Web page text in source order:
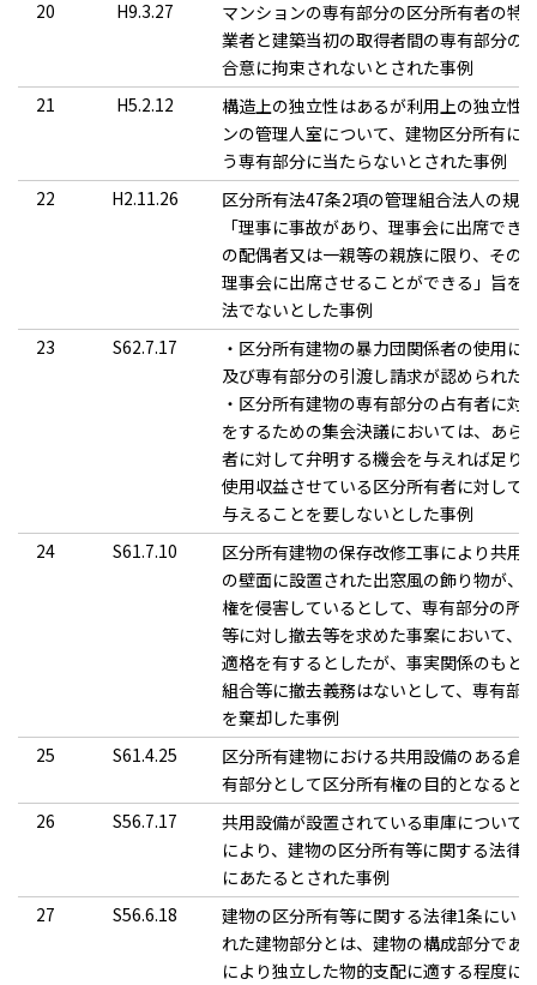
20 H9.3.27
マンションの専有部分の区分所有者の特
業者と建築当初の取得者間の専有部分の
合意に拘束されないとされた事例
21
H5.2.12
構造上の独立性はあるが利用上の独立性
ンの管理人室について、建物区分所有に
う専有部分に当たらないとされた事例
22
H2.11.26
区分所有法47条2項の管理組合法人の規
「理事に事故があり、理事会に出席でき
の配偶者又は一親等の親族に限り、その
理事会に出席させることができる」旨を
法でないとした事例
23
S62.7.17
・区分所有建物の暴力団関係者の使用に
及び専有部分の引渡し請求が認められた
・区分所有建物の専有部分の占有者に対
をするための集会決議においては、あら
者に対して弁明する機会を与えれば足り
使用収益させている区分所有者に対して
与えることを要しないとした事例
24
S61.7.10
区分所有建物の保存改修工事により共用
の壁面に設置された出窓風の飾り物が、
権を侵害しているとして、専有部分の所
等に対し撤去等を求めた事案において、
適格を有するとしたが、事実関係のもと
組合等に撤去義務はないとして、専有部
を棄却した事例
25
S61.4.25
区分所有建物における共用設備のある倉
有部分として区分所有権の目的となると
26
S56.7.17
共用設備が設置されている車庫について
により、建物の区分所有等に関する法律
にあたるとされた事例
27
S56.6.18
建物の区分所有等に関する法律1条にい
れた建物部分とは、建物の構成部分であ
により独立した物的支配に適する程度に